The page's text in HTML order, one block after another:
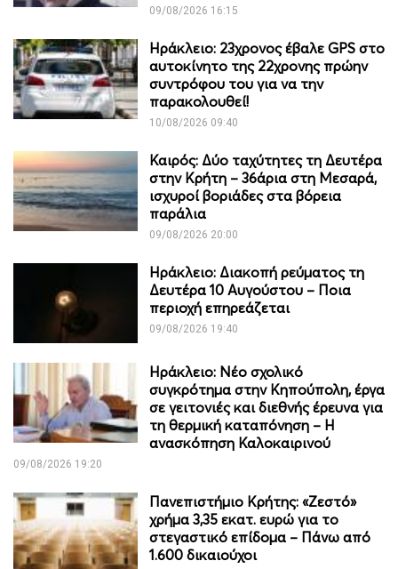
09/08/2026 16:15
Ηράκλειο: 23χρονος έβαλε GPS στο
αυτοκίνητο της 22χρονης πρώην
συντρόφου του για να την
παρακολουθεί!
10/08/2026 09:40
Καιρός: Δύο ταχύτητες τη Δευτέρα
στην Κρήτη – 36άρια στη Μεσαρά,
ισχυροί βοριάδες στα βόρεια
παράλια
09/08/2026 20:00
Ηράκλειο: Διακοπή ρεύματος τη
Δευτέρα 10 Αυγούστου – Ποια
περιοχή επηρεάζεται
09/08/2026 19:40
Ηράκλειο: Νέο σχολικό
συγκρότημα στην Κηπούπολη, έργα
σε γειτονιές και διεθνής έρευνα για
τη θερμική καταπόνηση – Η
ανασκόπηση Καλοκαιρινού
09/08/2026 19:20
Πανεπιστήμιο Κρήτης: «Ζεστό»
χρήμα 3,35 εκατ. ευρώ για το
στεγαστικό επίδομα – Πάνω από
1.600 δικαιούχοι